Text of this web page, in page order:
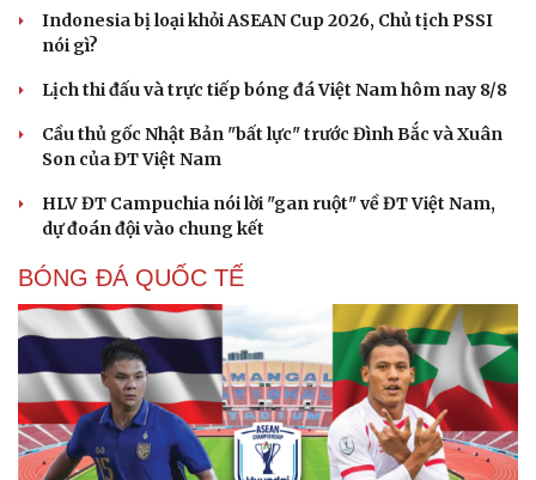
Indonesia bị loại khỏi ASEAN Cup 2026, Chủ tịch PSSI
nói gì?
Lịch thi đấu và trực tiếp bóng đá Việt Nam hôm nay 8/8
Cầu thủ gốc Nhật Bản "bất lực" trước Đình Bắc và Xuân
Son của ĐT Việt Nam
HLV ĐT Campuchia nói lời "gan ruột" về ĐT Việt Nam,
dự đoán đội vào chung kết
BÓNG ĐÁ QUỐC TẾ